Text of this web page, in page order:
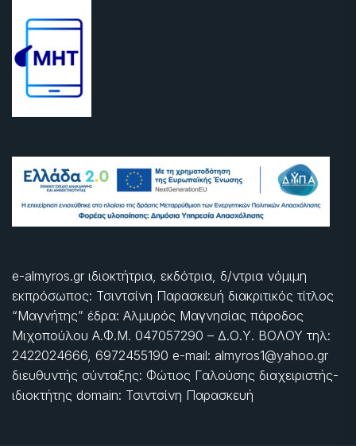
e-almyros.gr ιδιοκτήτρια, εκδότρια, δ/ντρια νόμιμη
εκπρόσωπος: Τσιντσίνη Παρασκευή διακριτικός τίτλος
“Μαγνήτης” έδρα: Αλμυρός Μαγνησίας πάροδος
Μιχοπούλου Α.Φ.Μ. 047057290 – Δ.Ο.Υ. ΒΟΛΟΥ τηλ:
2422024666, 6972455190 e-mail: almyros1@yahoo.gr
διευθυντής σύνταξης: Φώτιος Γαλούσης διαχειριστής-
ιδιοκτήτης domain: Τσιντσίνη Παρασκευή